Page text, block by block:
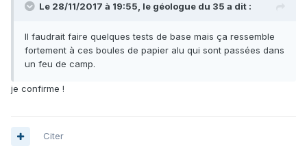
Le 28/11/2017 à 19:55, le géologue du 35 a dit :
Il faudrait faire quelques tests de base mais ça ressemble
fortement à ces boules de papier alu qui sont passées dans
un feu de camp.
je confirme !
Citer